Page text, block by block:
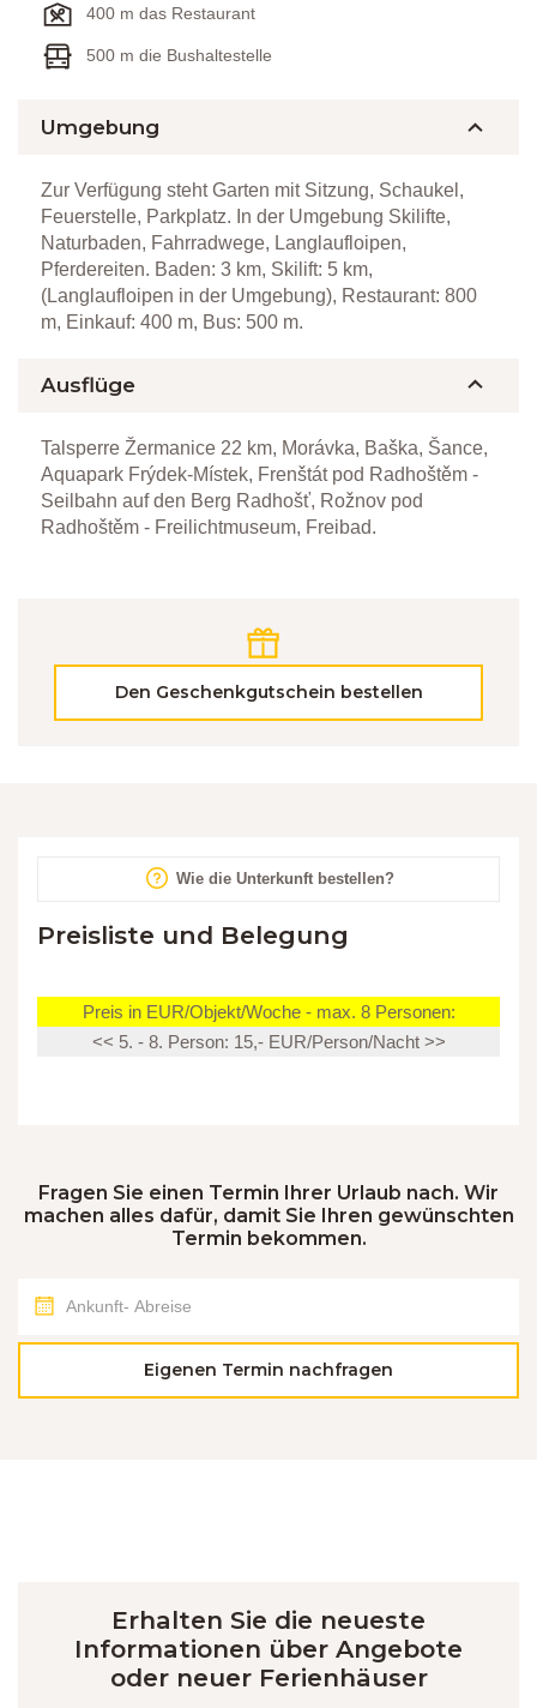
400 m das Restaurant
500 m die Bushaltestelle
Umgebung
Zur Verfügung steht Garten mit Sitzung, Schaukel,
Feuerstelle, Parkplatz. In der Umgebung Skilifte,
Naturbaden, Fahrradwege, Langlaufloipen,
Pferdereiten. Baden: 3 km, Skilift: 5 km,
(Langlaufloipen in der Umgebung), Restaurant: 800
m, Einkauf: 400 m, Bus: 500 m.
Ausflüge
Talsperre Žermanice 22 km, Morávka, Baška, Šance,
Aquapark Frýdek-Místek, Frenštát pod Radhoštěm -
Seilbahn auf den Berg Radhošť, Rožnov pod
Radhoštěm - Freilichtmuseum, Freibad.
Den Geschenkgutschein bestellen
Wie die Unterkunft bestellen?
Preisliste und Belegung
Preis in EUR/Objekt/Woche - max. 8 Personen:
<< 5. - 8. Person: 15,- EUR/Person/Nacht >>
Fragen Sie einen Termin Ihrer Urlaub nach. Wir
machen alles dafür, damit Sie Ihren gewünschten
Termin bekommen.
Eigenen Termin nachfragen
Erhalten Sie die neueste
Informationen über Angebote
oder neuer Ferienhäuser